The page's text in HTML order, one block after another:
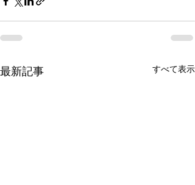
最新記事 すべて表示